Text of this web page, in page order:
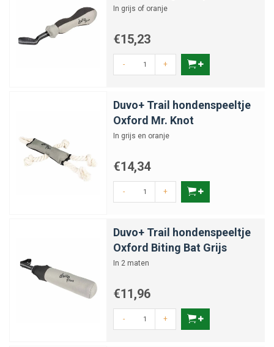
In grijs of oranje
€15,23
- +
Duvo+ Trail hondenspeeltje
Oxford Mr. Knot
In grijs en oranje
€14,34
- +
Duvo+ Trail hondenspeeltje
Oxford Biting Bat Grijs
In 2 maten
€11,96
- +